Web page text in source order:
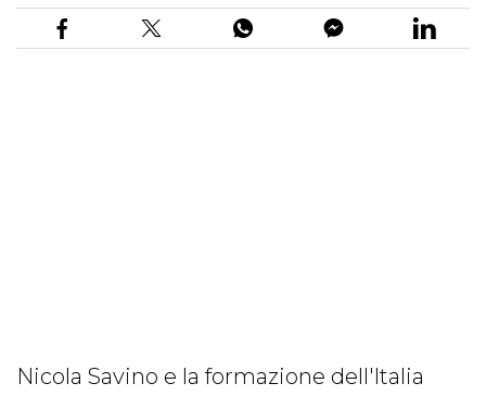
Nicola Savino e la formazione dell'Italia